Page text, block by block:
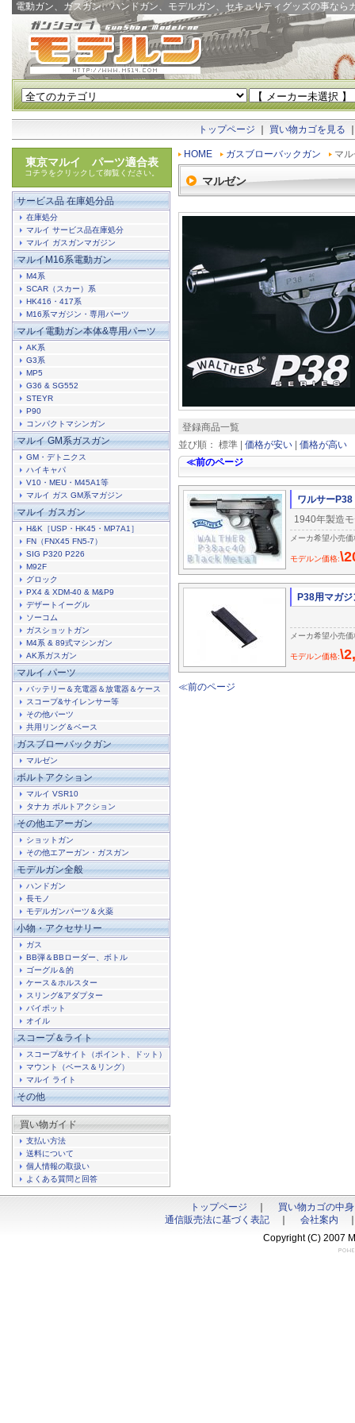
電動ガン、ガスガン、ハンドガン、モデルガン、セキュリティグッズの事なら
トップページ 買い物カゴを見る
HOME ガスブローバックガン マ
マルゼン
登録商品一覧
並び順： 標準 | 価格が安い
価格が高い
≪前のページ
ワルサー
1940年製造
メーカ希望小売
モデルン価格:
P38用マガジ
メーカ希望小売
モデルン価格:
≪前のページ
東京マルイ パーツ適合表
コチラをクリックして御覧ください。
サービス品 在庫処分品
在庫処分
マルイ サービス品在庫処分
マルイ ガスガンマガジン
マルイM16系電動ガン
M4系
SCAR（スカー）系
HK416・417系
M16系マガジン・専用パーツ
マルイ電動ガン本体&専用パーツ
AK系
G3系
MP5
G36 & SG552
STEYR
P90
コンパクトマシンガン
マルイ GM系ガスガン
GM・デトニクス
ハイキャパ
V10・MEU・M45A1等
マルイ ガス GM系マガジン
マルイ ガスガン
H&K［USP・HK45・MP7A1］
FN（FNX45 FN5-7）
SIG P320 P226
M92F
グロック
PX4 & XDM-40 & M&P9
デザートイーグル
ソーコム
ガスショットガン
M4系 & 89式マシンガン
AK系ガスガン
マルイ パーツ
バッテリー＆充電器＆放電器＆ケース
スコープ&サイレンサー等
その他パーツ
共用リング＆ベース
ガスブローバックガン
マルゼン
ボルトアクション
マルイ VSR10
タナカ ボルトアクション
その他エアーガン
ショットガン
その他エアーガン・ガスガン
モデルガン全般
ハンドガン
長モノ
モデルガンパーツ＆火薬
小物・アクセサリー
ガス
BB弾＆BBローダー、ボトル
ゴーグル＆的
ケース＆ホルスター
スリング&アダプター
バイポット
オイル
スコープ＆ライト
スコープ&サイト（ポイント、ドット）
マウント（ベース＆リング）
マルイ ライト
その他
買い物ガイド
支払い方法
送料について
個人情報の取扱い
よくある質問と回答
トップページ
買い物カゴの中
通信販売法に基づく表記
会社案内
Copyright (C) 2007